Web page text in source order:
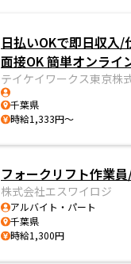
日払いOKで即日収入
面接OK 簡単オンライ
テイケイワークス東京株
千葉県
時給1,333円～
フォークリフト作業
株式会社エスワイロジ
アルバイト・パート
千葉県
時給1,300円